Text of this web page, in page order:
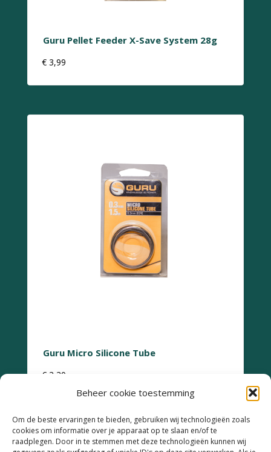
Beheer cookie toestemming
Om de beste ervaringen te bieden, gebruiken wij technologieën zoals
cookies om informatie over je apparaat op te slaan en/of te
raadplegen. Door in te stemmen met deze technologieën kunnen wij
Guru Pellet Feeder X-Save System 28g
€ 3,99
Guru Micro Silicone Tube
€ 3,30